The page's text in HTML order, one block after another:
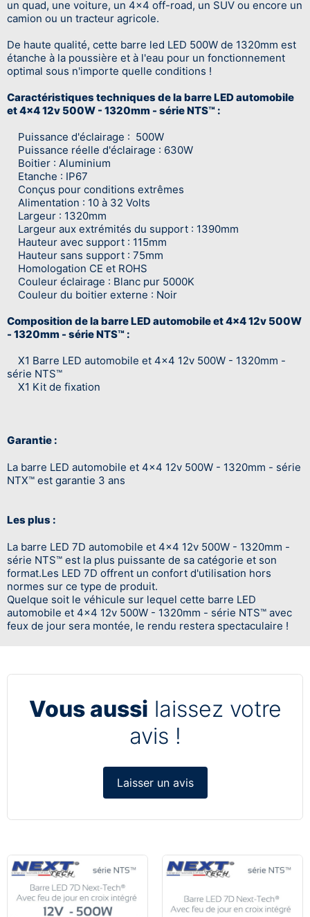
un quad, une voiture, un 4x4 off-road, un SUV ou encore un
camion ou un tracteur agricole.
De haute qualité, cette barre led LED 500W de 1320mm est
étanche à la poussière et à l'eau pour un fonctionnement
optimal sous n'importe quelle conditions !
Caractéristiques techniques de la barre LED automobile
et 4x4 12v 500W - 1320mm - série NTS™ :
Puissance d'éclairage : 500W
Puissance réelle d'éclairage : 630W
Boitier : Aluminium
Etanche : IP67
Conçus pour conditions extrêmes
Alimentation : 10 à 32 Volts
Largeur : 1320mm
Largeur aux extrémités du support : 1390mm
Hauteur avec support : 115mm
Hauteur sans support : 75mm
Homologation CE et ROHS
Couleur éclairage : Blanc pur 5000K
Couleur du boitier externe : Noir
Composition de la barre LED automobile et 4x4 12v 500W
- 1320mm - série NTS™ :
X1 Barre LED automobile et 4x4 12v 500W - 1320mm -
série NTS™
X1 Kit de fixation
Garantie :
La barre LED automobile et 4x4 12v 500W - 1320mm - série
NTX™ est garantie 3 ans
Les plus :
La barre LED 7D automobile et 4x4 12v 500W - 1320mm -
série NTS™ est la plus puissante de sa catégorie et son
format.Les LED 7D offrent un confort d'utilisation hors
normes sur ce type de produit.
Quelque soit le véhicule sur lequel cette barre LED
automobile et 4x4 12v 500W - 1320mm - série NTS™ avec
feux de jour sera montée, le rendu restera spectaculaire !
Vous aussi laissez votre
avis !
Laisser un avis